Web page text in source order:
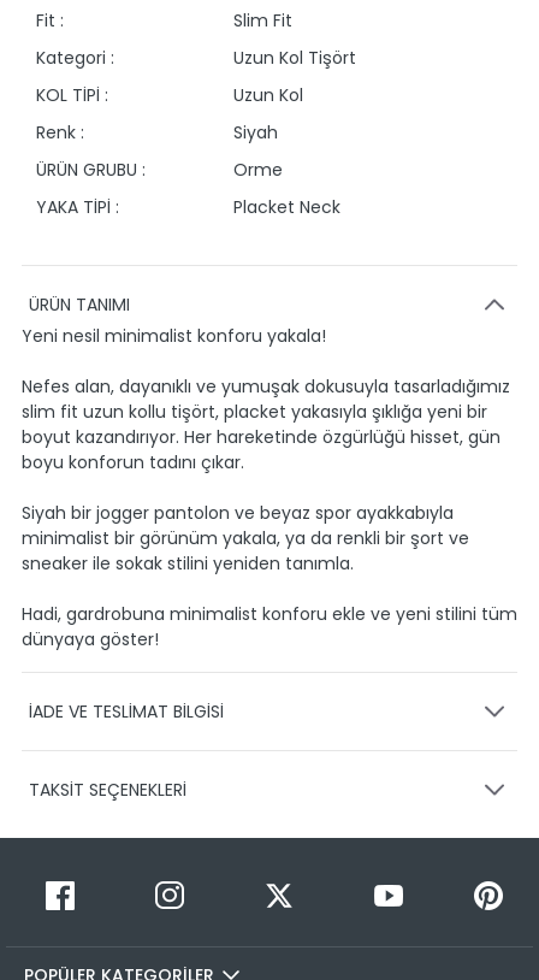
Fit :
Slim Fit
Kategori :
Uzun Kol Tişört
KOL TİPİ :
Uzun Kol
Renk :
Siyah
ÜRÜN GRUBU :
Orme
YAKA TİPİ :
Placket Neck
ÜRÜN TANIMI
Yeni nesil minimalist konforu yakala!
Nefes alan, dayanıklı ve yumuşak dokusuyla tasarladığımız
slim fit uzun kollu tişört, placket yakasıyla şıklığa yeni bir
boyut kazandırıyor. Her hareketinde özgürlüğü hisset, gün
boyu konforun tadını çıkar.
Siyah bir jogger pantolon ve beyaz spor ayakkabıyla
minimalist bir görünüm yakala, ya da renkli bir şort ve
sneaker ile sokak stilini yeniden tanımla.
Hadi, gardrobuna minimalist konforu ekle ve yeni stilini tüm
dünyaya göster!
İADE VE TESLİMAT BİLGİSİ
Ürünlerinizin gönderimini anlaşmalı olduğumuz PTT,
1-3 iş günü içerisinde kargoya teslim edilir.
Siparişimin kargo takibini nasıl yapabilirim?
Hesabım/Siparişlerim paneli üzerinden ilgili siparişinize ait
TAKSİT SEÇENEKLERİ
Taksit Sayısı Taksit Miktarı
Taksitli Tutar
Toplam
149,99 TL
POPÜLER KATEGORİLER